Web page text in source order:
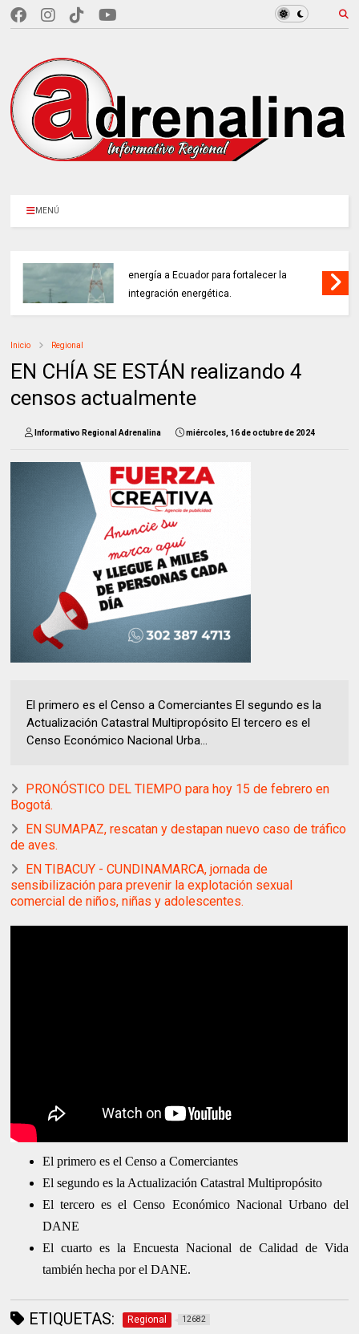
MENÚ
energía a Ecuador para fortalecer la
integración energética.
Inicio Regional
EN CHÍA SE ESTÁN realizando 4
censos actualmente
Informativo Regional Adrenalina miércoles, 16 de octubre de 2024
El primero es el Censo a Comerciantes El segundo es la
Actualización Catastral Multipropósito El tercero es el
Censo Económico Nacional Urba...
PRONÓSTICO DEL TIEMPO para hoy 15 de febrero en
Bogotá.
EN SUMAPAZ, rescatan y destapan nuevo caso de tráfico
de aves.
EN TIBACUY - CUNDINAMARCA, jornada de
sensibilización para prevenir la explotación sexual
comercial de niños, niñas y adolescentes.
El primero es el Censo a Comerciantes
El segundo es la Actualización Catastral Multipropósito
El tercero es el Censo Económico Nacional Urbano del
DANE
El cuarto es la Encuesta Nacional de Calidad de Vida
también hecha por el DANE.
ETIQUETAS: Regional 12682